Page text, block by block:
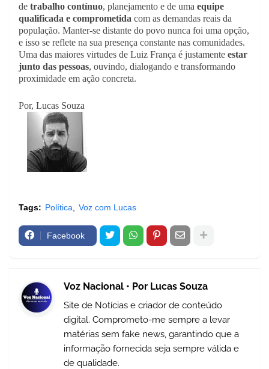
de trabalho contínuo, planejamento e de uma equipe
qualificada e comprometida com as demandas reais da
população. Manter-se distante do povo nunca foi uma opção,
e isso se reflete na sua presença constante nas comunidades.
Uma das maiores virtudes de Luiz França é justamente estar
junto das pessoas, ouvindo, dialogando e transformando
proximidade em ação concreta.
Por, Lucas Souza
Tags: Política Voz com Lucas
Facebook
Voz Nacional • Por Lucas Souza
Site de Notícias e criador de conteúdo
digital. Comprometo-me sempre a levar
matérias sem fake news, garantindo que a
informação fornecida seja sempre válida e
de qualidade.